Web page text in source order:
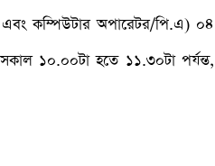
এবং কম্পিউটার অপারেটর/পি.এ) ০৪
১০.০০টা হতে ১১.৩০টা পর্যন্ত,